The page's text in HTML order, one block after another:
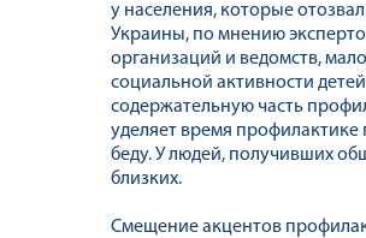
у населения, которые
Украины, по мнению
организаций и ведомств,
социальной активности
содержательную часть
уделяет время
беду. У людей, получивших
близких.
Смещение акцентов